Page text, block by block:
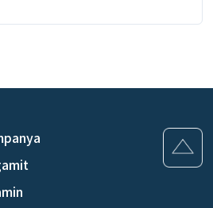
Salted Caramel Pistachio